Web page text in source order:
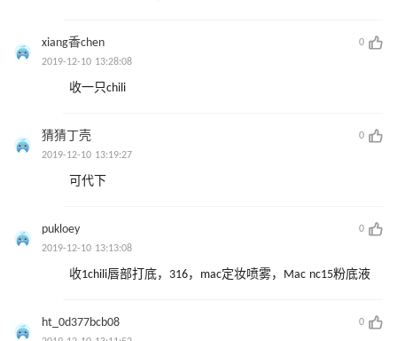
xiang香chen
0
2019-12-10 13:28:08
收一只chili
猜猜丁壳
0
2019-12-10 13:19:27
可代下
pukloey
0
2019-12-10 13:13:08
收1chili唇部打底，316，mac定妆喷雾，Mac nc15粉底液
ht_0d377bcb08
0